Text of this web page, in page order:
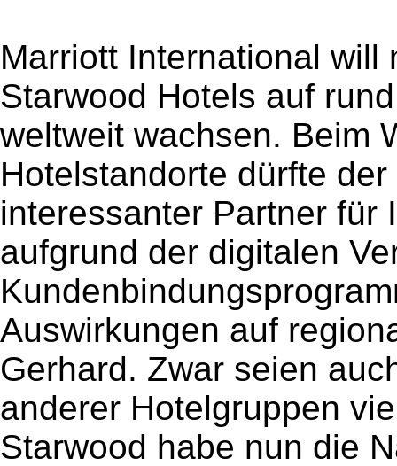
Marriott International will
Starwood Hotels auf
weltweit wachsen. Beim
Hotelstandorte dürfte
interessanter Partner für
aufgrund der digitalen
Auswirkungen auf
Gerhard. Zwar seien
anderer Hotelgruppen
Starwood habe nun die